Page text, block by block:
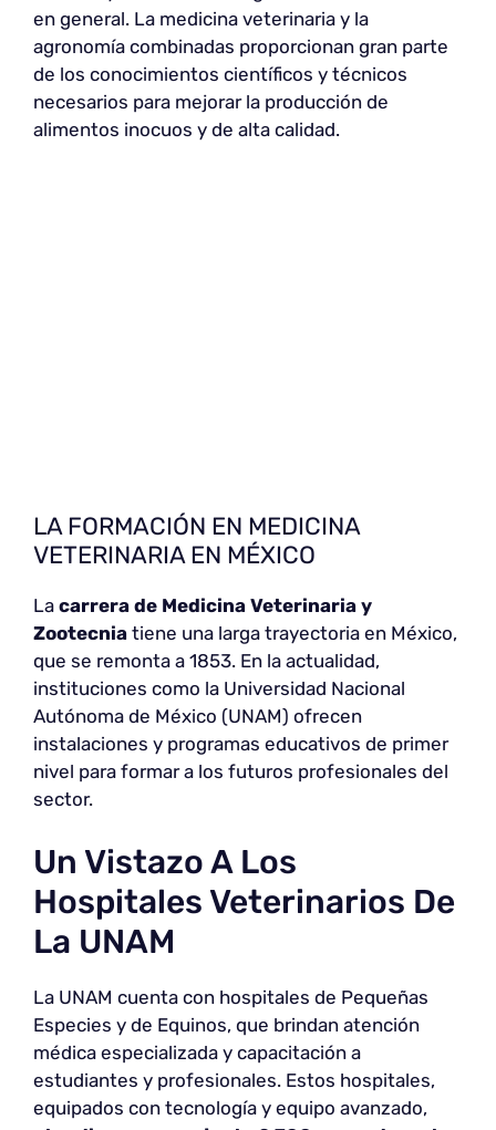
en general. La medicina veterinaria y la
agronomía combinadas proporcionan gran parte
de los conocimientos científicos y técnicos
necesarios para mejorar la producción de
alimentos inocuos y de alta calidad.
LA FORMACIÓN EN MEDICINA
VETERINARIA EN MÉXICO
La carrera de Medicina Veterinaria y
Zootecnia tiene una larga trayectoria en México,
que se remonta a 1853. En la actualidad,
instituciones como la Universidad Nacional
Autónoma de México (UNAM) ofrecen
instalaciones y programas educativos de primer
nivel para formar a los futuros profesionales del
sector.
Un Vistazo A Los
Hospitales Veterinarios De
La UNAM
La UNAM cuenta con hospitales de Pequeñas
Especies y de Equinos, que brindan atención
médica especializada y capacitación a
estudiantes y profesionales. Estos hospitales,
equipados con tecnología y equipo avanzado,